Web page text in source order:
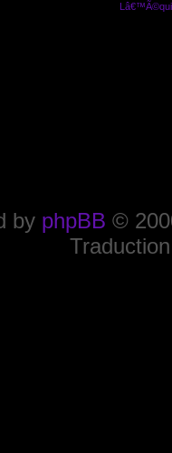
by phpBB ©